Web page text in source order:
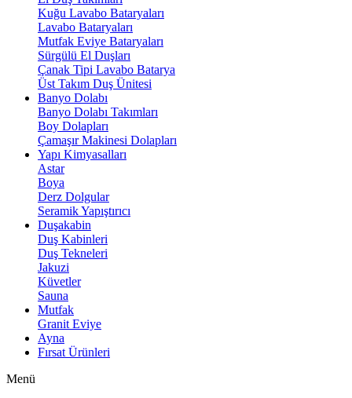
Kuğu Lavabo Bataryaları
Lavabo Bataryaları
Mutfak Eviye Bataryaları
Sürgülü El Duşları
Çanak Tipi Lavabo Batarya
Üst Takım Duş Ünitesi
Banyo Dolabı
Banyo Dolabı Takımları
Boy Dolapları
Çamaşır Makinesi Dolapları
Yapı Kimyasalları
Astar
Boya
Derz Dolgular
Seramik Yapıştırıcı
Duşakabin
Duş Kabinleri
Duş Tekneleri
Jakuzi
Küvetler
Sauna
Mutfak
Granit Eviye
Ayna
Fırsat Ürünleri
Menü